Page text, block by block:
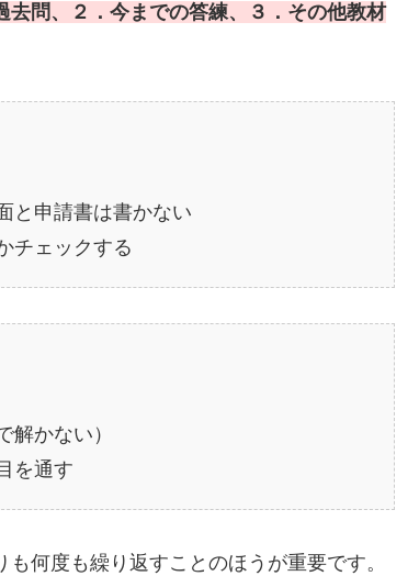
去問、２．今までの答練、３．その他教材
と申請書は書かない
チェックする
かない）
を通す
何度も繰り返すことのほうが重要です。